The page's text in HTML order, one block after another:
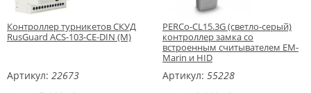
Контроллер турникетов СКУД
RusGuard ACS-103-CE-DIN (M)
Артикул: 22673
PERCo-CL15.3G (светло-серый)
контроллер замка со
встроенным считывателем EM-
Marin и HID
Артикул: 55228